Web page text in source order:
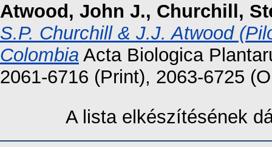
Atwood, John J., Churchill,
S.P. Churchill & J.J. Atwood
Colombia Acta Biologica
2061-6716 (Print), 2063-6725
A lista elkészítésének